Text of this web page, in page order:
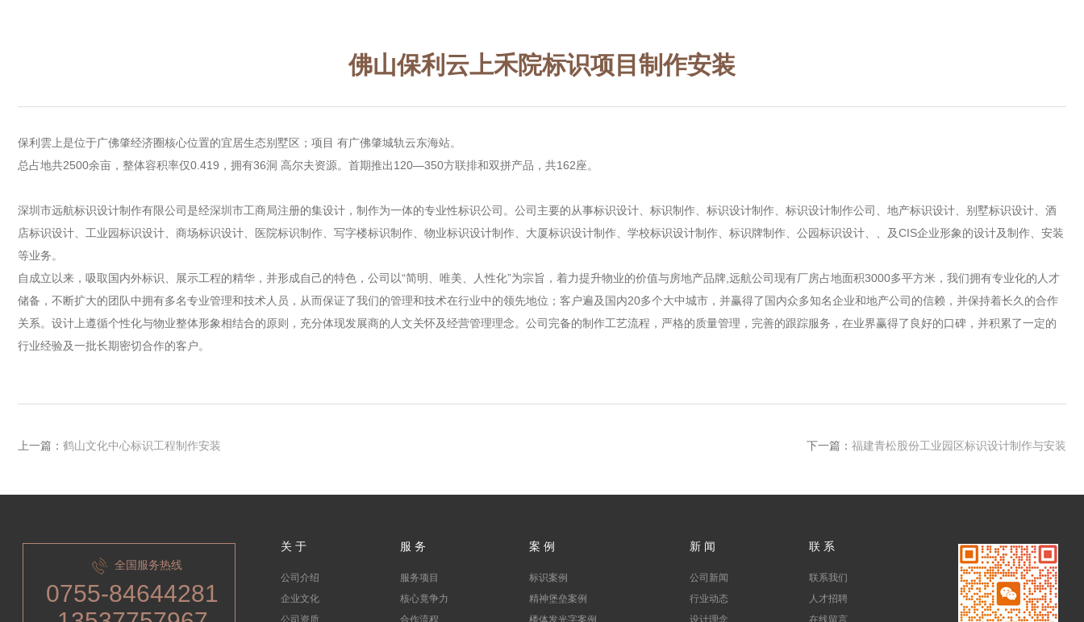
佛山保利云上禾院标识项目制作安装
保利雲上是位于广佛肇经济圈核心位置的宜居生态别墅区；项目 有广佛肇城轨云东海站。
总占地共2500余亩，整体容积率仅0.419，拥有36洞 高尔夫资源。首期推出120—350方联排和双拼产品，共162座。
深圳市远航标识设计制作有限公司是经深圳市工商局注册的集设计，制作为一体的专业性标识公司 。公司主要的从事标识设计 标识制作 标识设计制作 标识设计制作公司 地产标识设计 别墅标识设计
酒
店标识设计
工业园标识设计 商场标识设计 医院标识制作 写字楼标识制作 物业标识设计制作 大厦标识设计制作 学校标识设计制作 标识牌制作 公园标识设计 、、及CIS企业形象的设计及制作、安装
等业务。
自成立以来，吸取国内外标识、展示工程的精华，并形成自己的特色，公司以“简明、唯美、人性化”为宗旨，着力提升物业的价值与房地产品牌,远航公司现有厂房占地面积3000多平方米，我们拥有专业化的人才
储备，不断扩大的团队中拥有多名专业管理和技术人员，从而保证了我们的管理和技术在行业中的领先地位；客户遍及国内20多个大中城市，并赢得了国内众多知名企业和地产公司的信赖，并保持着长久的合作
关系。设计上遵循个性化与物业整体形象相结合的原则，充分体现发展商的人文关怀及经营管理理念。公司完备的制作工艺流程，严格的质量管理，完善的跟踪服务，在业界赢得了良好的口碑，并积累了一定的
行业经验及一批长期密切合作的客户。
上一篇： 鹤山文化中心标识工程制作安装 下一篇： 福建青松股份工业园区标识设计制作与安装
0755-84644281
全国服务热线
关 于
公司介绍
企业文化
公司资质
服 务
服务项目
核心竟争力
合作流程
案 例
标识案例
精神堡垒案例
楼体发光字案例
新 闻
公司新闻
行业动态
设计理念
联 系
联系我们
人才招聘
在线留言